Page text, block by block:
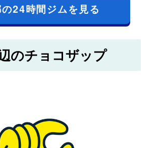
24時間ジムを見る
のチョコザップ